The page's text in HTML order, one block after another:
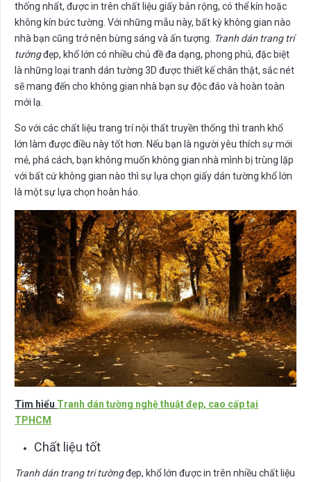
thống nhất, được in trên chất liệu giấy bản rộng, có thể kín hoặc
không kín bức tường. Với những mẫu này, bất kỳ không gian nào
nhà bạn cũng trở nên bừng sáng và ấn tượng. Tranh dán trang trí
tườngđẹp, khổ lớn có nhiều chủ đề đa dạng, phong phú, đặc biệt
là những loại tranh dán tường 3D được thiết kế chân thật, sắc nét
sẽ mang đến cho không gian nhà bạn sự độc đáo và hoàn toàn
mới lạ.
So với các chất liệu trang trí nội thất truyền thống thì tranh khổ
lớn làm được điều này tốt hơn. Nếu bạn là người yêu thích sự mới
mẻ, phá cách, bạn không muốn không gian nhà mình bị trùng lặp
với bất cứ không gian nào thì sự lựa chọn giấy dán tường khổ lớn
là một sự lựa chọn hoàn hảo.
Tìm hiểu Tranh dán tường nghệ thuật đẹp, cao cấp tại
TPHCM
Chất liệu tốt
Tranh dán trang tri tườngđẹp, khổ lớn được in trên nhiều chất liệu